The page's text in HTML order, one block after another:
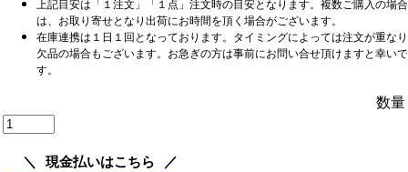
は、お取り寄せとなり出荷にお時間を頂く場合がございます。
在庫連携は１日１回となっております。タイミングによっては注文が重なり
欠品の場合もございます。お急ぎの方は事前にお問い合せ頂けますと幸いで
す。
数量
現金払いはこちら